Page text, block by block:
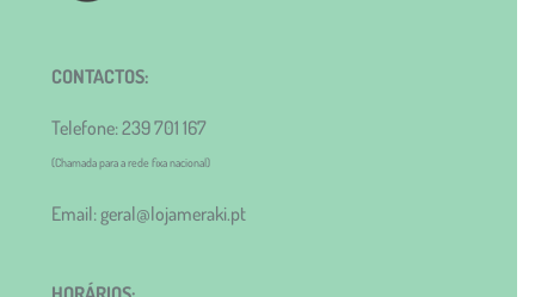
CONTACTOS:
Telefone: 239 701 167
(Chamada para a rede fixa nacional)
Email: geral@lojameraki.pt